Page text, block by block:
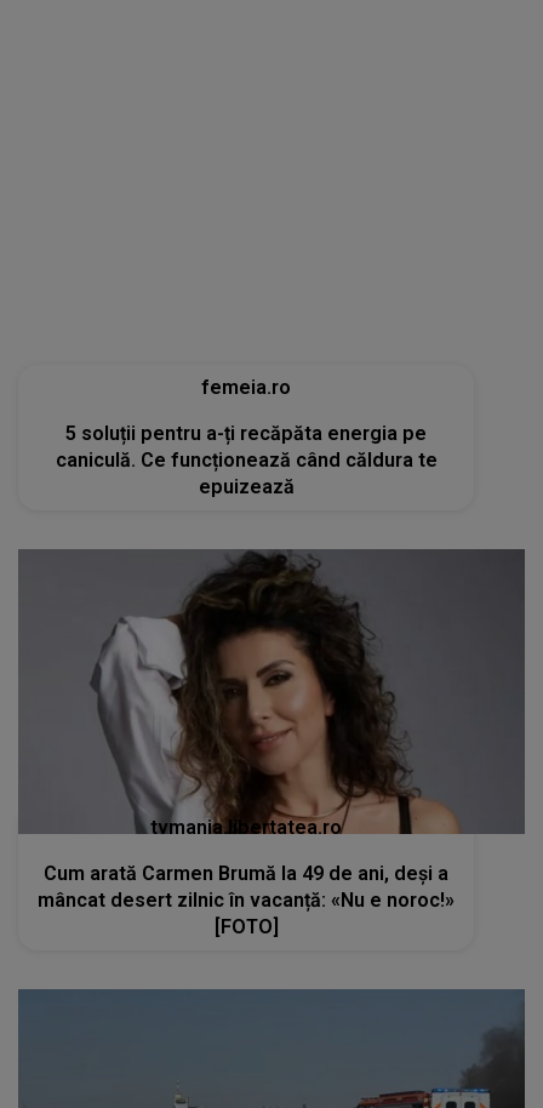
tvmania.libertatea.ro
Cum arată Carmen Brumă la 49 de ani, deși a
mâncat desert zilnic în vacanță: «Nu e noroc!»
[FOTO]
Eveniment rutier cumplit pe DN58B, urmat de